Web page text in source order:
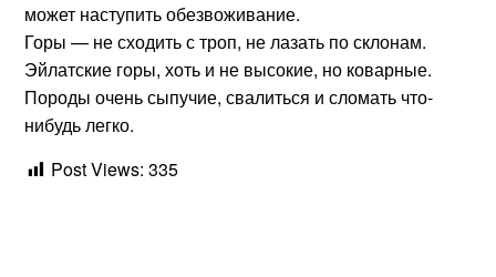
может наступить обезвоживание.
Горы — не сходить с троп, не лазать по склонам.
Эйлатские горы, хоть и не высокие, но коварные.
Породы очень сыпучие, свалиться и сломать что-
нибудь легко.
Post Views: 335